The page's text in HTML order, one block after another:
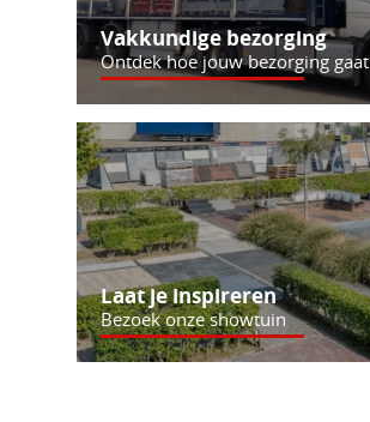
Vakkundige bezorging
Ontdek hoe jouw bezorging gaat
Laat je inspireren
Bezoek onze showtuin